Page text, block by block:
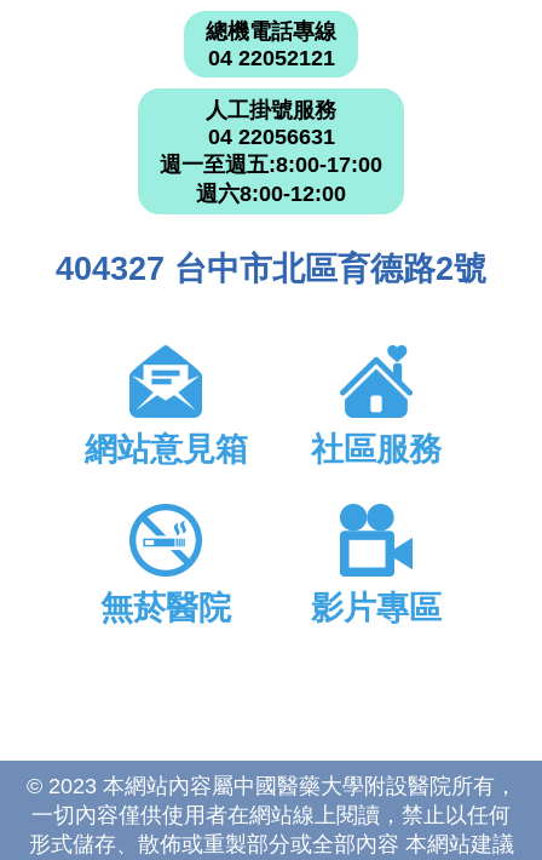
總機電話專線
04 22052121
人工掛號服務
04 22056631
週一至週五:8:00-17:00
週六8:00-12:00
404327 台中市北區育德路2號
網站意見箱 社區服務
無菸醫院 影片專區
© 2023 本網站內容屬中國醫藥大學附設醫院所有，
一切內容僅供使用者在網站線上閱讀，禁止以任何
形式儲存、散佈或重製部分或全部內容 本網站建議